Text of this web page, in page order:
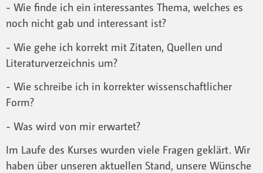
- Wie finde ich ein interessantes Thema, welches es
noch nicht gab und interessant ist?
- Wie gehe ich korrekt mit Zitaten, Quellen und
Literaturverzeichnis um?
- Wie schreibe ich in korrekter wissenschaftlicher
Form?
- Was wird von mir erwartet?
Im Laufe des Kurses wurden viele Fragen geklärt. Wir
haben über unseren aktuellen Stand, unsere Wünsche